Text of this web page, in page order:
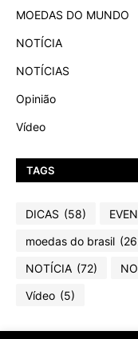
MOEDAS DO MUNDO
NOTÍCIA
NOTÍCIAS
Opinião
Vídeo
TAGS
DICAS (58)
moedas do brasil
NOTÍCIA (72)
Vídeo (5)